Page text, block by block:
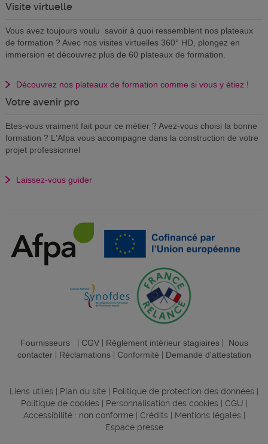
Visite virtuelle
Vous avez toujours voulu savoir à quoi ressemblent nos plateaux
de formation ? Avec nos visites virtuelles 360° HD, plongez en
immersion et découvrez plus de 60 plateaux de formation.
Découvrez nos plateaux de formation comme si vous y étiez !
Votre avenir pro
Etes-vous vraiment fait pour ce métier ? Avez-vous choisi la bonne
formation ? L'Afpa vous accompagne dans la construction de votre
projet professionnel
Laissez-vous guider
Fournisseurs| CGV| Règlement intérieur stagiaires| Nous
contacter| Réclamations| Conformité Demande d'attestation
Liens utiles Plan du site Politique de protection des données
Politique de cookies
Personnalisation des cookies CGU
Accessibilité : non conforme| Crédits Mentions légales
Espace presse